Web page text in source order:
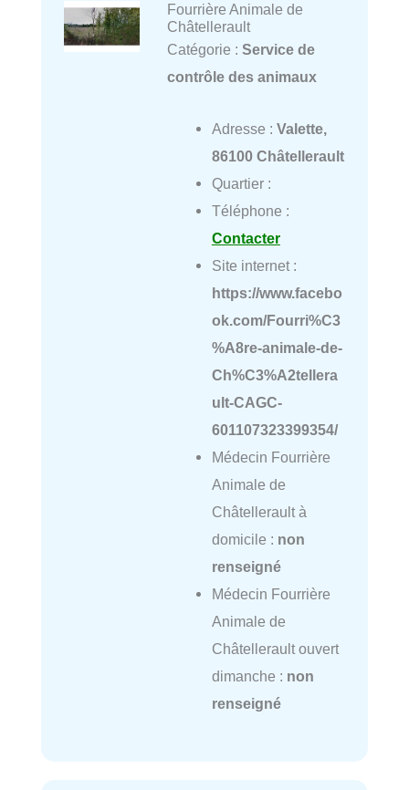
Fourrière Animale de
Châtellerault
Catégorie : Service de
contrôle des animaux
Adresse : Valette,
86100 Châtellerault
Quartier :
Téléphone :
Contacter
Site internet :
https://www.facebo
ok.com/Fourri%C3
%A8re-animale-de-
Ch%C3%A2tellera
ult-CAGC-
601107323399354/
Médecin Fourrière
Animale de
Châtellerault à
domicile : non
renseigné
Médecin Fourrière
Animale de
Châtellerault ouvert
dimanche : non
renseigné